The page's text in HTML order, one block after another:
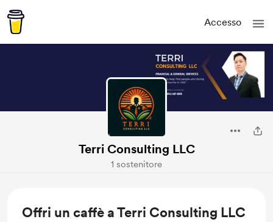
Accesso
Terri Consulting LLC
1 sostenitore
Offri un caffè a Terri Consulting LLC